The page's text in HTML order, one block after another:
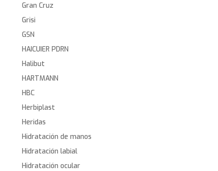
Gran Cruz
Grisi
GSN
HAICUIER PDRN
Halibut
HARTMANN
HBC
Herbiplast
Heridas
Hidratación de manos
Hidratación labial
Hidratación ocular